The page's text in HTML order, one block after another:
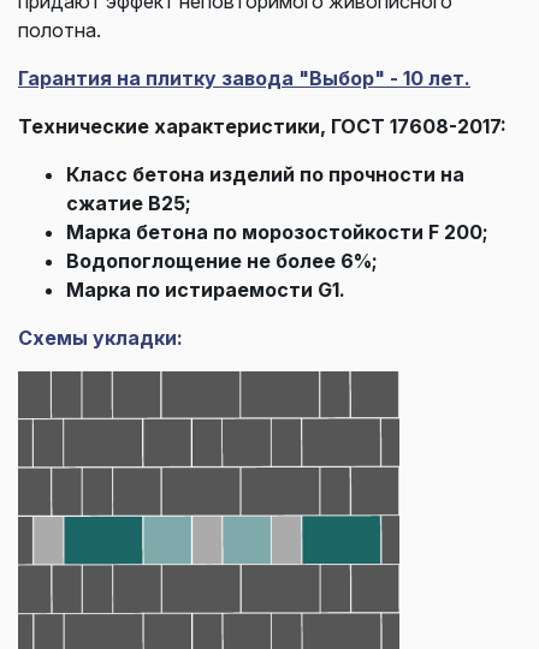
полотна.
Гарантия на плитку завода "Выбор" - 10 лет.
Технические характеристики, ГОСТ 17608-2017:
Класс бетона изделий по прочности на
сжатие В25;
Марка бетона по морозостойкости F 200;
Водопоглощение не более 6%;
Марка по истираемости G1.
Схемы укладки: